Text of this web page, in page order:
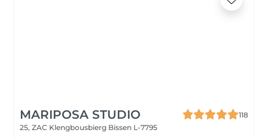
MARIPOSA STUDIO
118
25, ZAC Klengbousbierg Bissen L-7795